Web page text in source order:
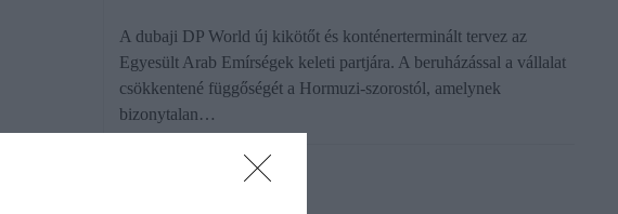
A dubaji DP World új kikötőt és konténerterminált tervez az
Egyesült Arab Emírségek keleti partjára. A beruházással a vállalat
csökkentené függőségét a Hormuzi-szorostól, amelynek
bizonytalan…